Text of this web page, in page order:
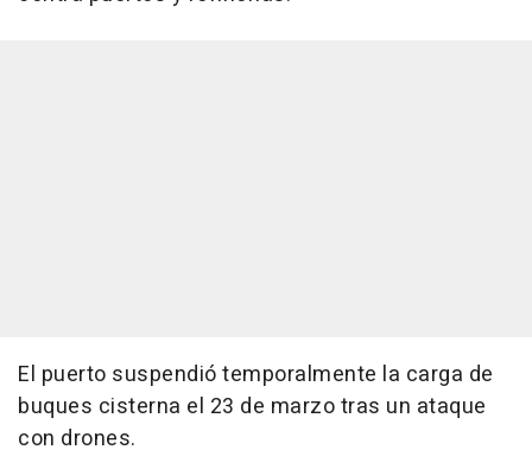
El puerto suspendió temporalmente la carga de
buques cisterna el 23 de marzo tras un ataque
con drones.